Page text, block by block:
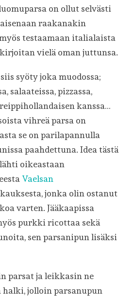
on ollut selvästi
raakanakin
myös testaamaan italialaista
vielä oman juttunsa.
syöty joka muodossa;
salaateissa, pizzassa,
kanssa…
vihreä parsa on
se on parilapannulla
paahdettuna. Idea tästä
oikeastaan
Vaelsan
jonka olin ostanut
varten. Jääkaapissa
purkki ricottaa sekä
sen parsanipun lisäksi
parsat ja leikkasin ne
halki, jolloin parsanupun